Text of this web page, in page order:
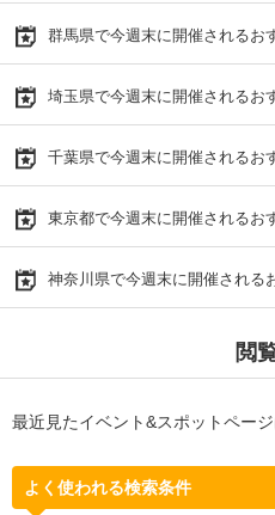
群馬県で今週末に開催されるお
埼玉県で今週末に開催されるお
千葉県で今週末に開催されるお
東京都で今週末に開催されるお
神奈川県で今週末に開催される
閲
最近見たイベント&スポットページ
よく使われる検索条件